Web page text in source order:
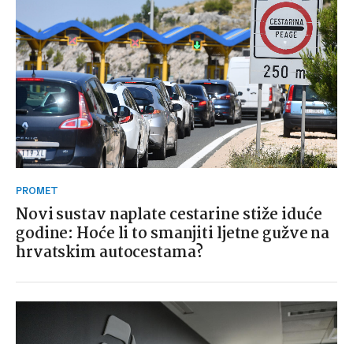
PROMET
Novi sustav naplate cestarine stiže iduće
godine: Hoće li to smanjiti ljetne gužve na
hrvatskim autocestama?